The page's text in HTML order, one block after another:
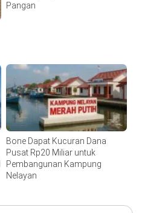
Pangan
Bone Dapat Kucuran Dana
Pusat Rp20 Miliar untuk
Pembangunan Kampung
Nelayan